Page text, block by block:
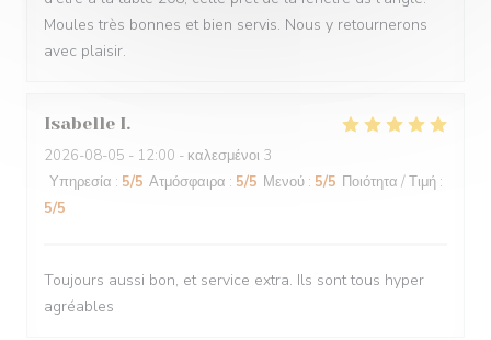
Moules très bonnes et bien servis. Nous y retournerons
avec plaisir.
Isabelle I
2026-08-05 - 12:00 - καλεσμένοι 3
Υπηρεσία : 5/5 Ατμόσφαιρα : 5/5 Μενού : 5/5 Ποιότητα / Τιμή :
5/5
Toujours aussi bon, et service extra. Ils sont tous hyper
agréables